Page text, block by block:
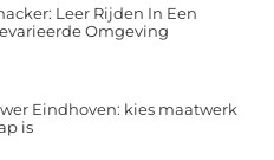
Leer Rijden In Een
Omgeving
Eindhoven: kies maatwerk
is